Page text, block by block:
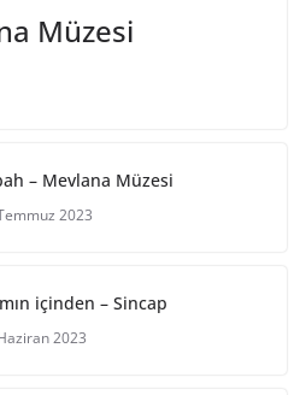
Müzesi
– Mevlana Müzesi
2023
içinden – Sincap
2023